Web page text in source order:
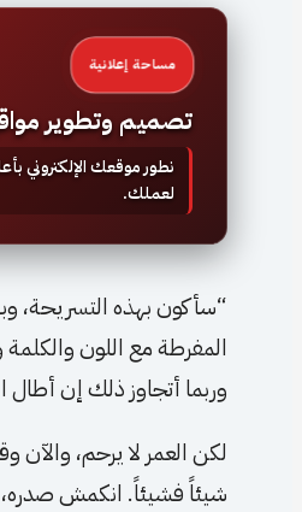
مساحة إعلانية
تصميم وتطوير
نطور موقعك الإلكتروني
لعملك.
“سأكون بهذه التسريحة،
المفرطة مع اللون
وربما أتجاوز ذلك إن أطال
لكن العمر لا يرحم، والآن
شيئاً فشيئاً. انكمش